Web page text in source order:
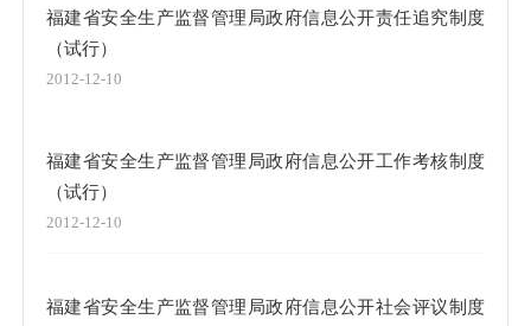
福建省安全生产监督管理局政府信息公开责任追究制度
（试行）
2012-12-10
福建省安全生产监督管理局政府信息公开工作考核制度
（试行）
2012-12-10
福建省安全生产监督管理局政府信息公开社会评议制度